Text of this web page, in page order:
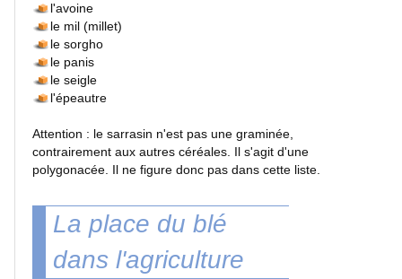
Sport
Photos
nuit
l'avoine
le mil (millet)
le sorgho
le panis
le seigle
l'épeautre
Attention : le sarrasin n'est pas une graminée,
contrairement aux autres céréales. Il s'agit d'une
polygonacée. Il ne figure donc pas dans cette liste.
La place du blé
dans l'agriculture